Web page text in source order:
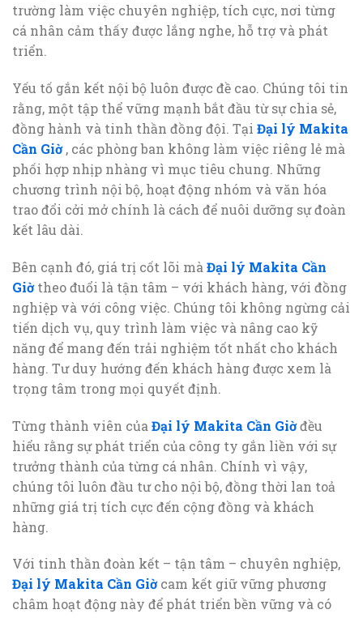
trường làm việc chuyên nghiệp, tích cực, nơi từng
cá nhân cảm thấy được lắng nghe, hỗ trợ và phát
triển.
Yếu tố gắn kết nội bộ luôn được đề cao. Chúng tôi tin
rằng, một tập thể vững mạnh bắt đầu từ sự chia sẻ,
đồng hành và tinh thần đồng đội. Tại Đại lý Makita
Cần Giờ, các phòng ban không làm việc riêng lẻ mà
phối hợp nhịp nhàng vì mục tiêu chung. Những
chương trình nội bộ, hoạt động nhóm và văn hóa
trao đổi cởi mở chính là cách để nuôi dưỡng sự đoàn
kết lâu dài.
Bên cạnh đó, giá trị cốt lõi mà Đại lý Makita Cần
Giờtheo đuổi là tận tâm – với khách hàng, với đồng
nghiệp và với công việc. Chúng tôi không ngừng cải
tiến dịch vụ, quy trình làm việc và nâng cao kỹ
năng để mang đến trải nghiệm tốt nhất cho khách
hàng. Tư duy hướng đến khách hàng được xem là
trọng tâm trong mọi quyết định.
Từng thành viên của Đại lý Makita Cần Giờđều
hiểu rằng sự phát triển của công ty gắn liền với sự
trưởng thành của từng cá nhân. Chính vì vậy,
chúng tôi luôn đầu tư cho nội bộ, đồng thời lan toả
những giá trị tích cực đến cộng đồng và khách
hàng.
Với tinh thần đoàn kết – tận tâm – chuyên nghiệp,
Đại lý Makita Cần Giờcam kết giữ vững phương
châm hoạt động này để phát triển bền vững và có